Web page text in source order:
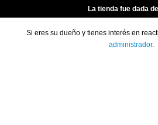
La tienda fue dada
Si eres su dueño y tienes interés en
administrador.